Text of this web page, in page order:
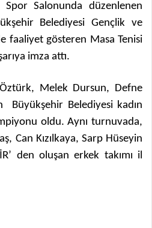
Spor Salonunda düzenlenen
Belediyesi Gençlik ve
faaliyet gösteren Masa Tenisi
imza attı.
Melek Dursun, Defne
Büyükşehir Belediyesi kadın
oldu. Aynı turnuvada,
Can Kızılkaya, Sarp Hüseyin
den oluşan erkek takımı il